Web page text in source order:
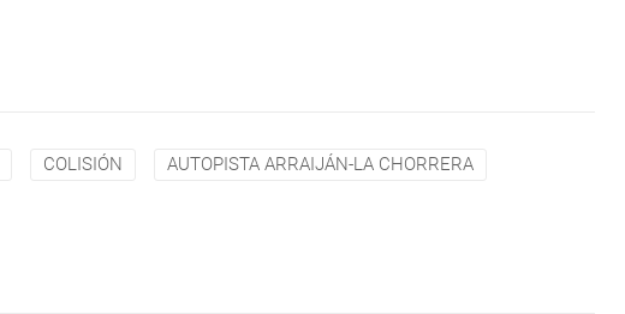
COLISIÓN AUTOPISTA ARRAIJÁN-LA CHORRERA